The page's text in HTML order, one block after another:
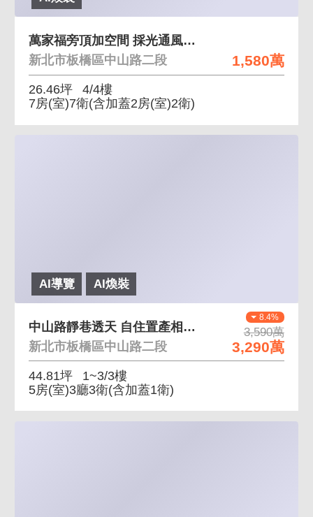
1,580萬
萬家福旁頂加空間 採光通風良好 交通便利機能完整
新北市板橋區中山路二段
26.46坪
4/4樓
7房(室)7衛(含加蓋2房(室)2衛)
AI導覽 AI煥裝
8.4%
3,590萬
3,290萬
中山路靜巷透天 自住置產相宜興隆市場採買方便
新北市板橋區中山路二段
44.81坪
1~3/3樓
5房(室)3廳3衛(含加蓋1衛)